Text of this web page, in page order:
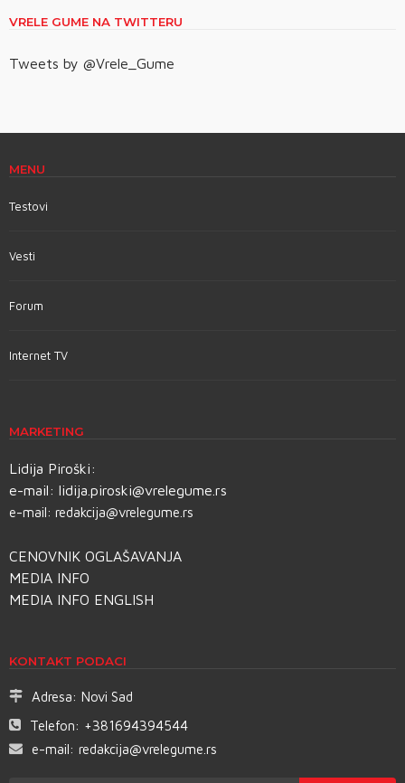
VRELE GUME NA TWITTERU
Tweets by @Vrele_Gume
MENU
Testovi
Vesti
Forum
Internet TV
MARKETING
Lidija Piroški:
e-mail: lidija.piroski@vrelegume.rs
e-mail: redakcija@vrelegume.rs
CENOVNIK OGLAŠAVANJA
MEDIA INFO
MEDIA INFO ENGLISH
KONTAKT PODACI
Adresa: Novi Sad
Telefon: +381694394544
e-mail: redakcija@vrelegume.rs